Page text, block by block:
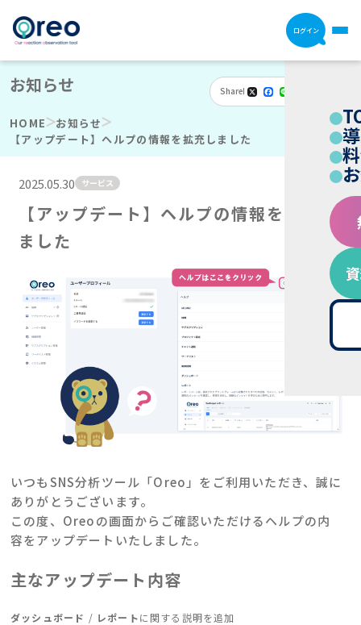
ログイン
お知らせ
HOME
お知らせ
【アップデート】ヘルプの情報を拡充しました
Share Facebook
有
2025.05.30 サービス
【アップデート】ヘルプの情報を拡充し
ました
いつもSNS分析ツール「Oreo」をご利用いただき、誠に
ありがとうございます。
この度、Oreoの画面からご確認いただけるヘルプの内
容をアップデートいたしました。
主なアップデート内容
ダッシュボード / レポートに関する説明を追加